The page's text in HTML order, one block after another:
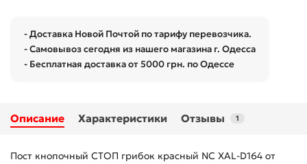
- Доставка Новой Почтой по тарифу перевозчика.
- Самовывоз сегодня из нашего магазина г. Одесса
- Бесплатная доставка от 5000 грн. по Одессе
Описание Характеристики Отзывы 1
Пост кнопочный СТОП грибок красный NC XAL-D164 от